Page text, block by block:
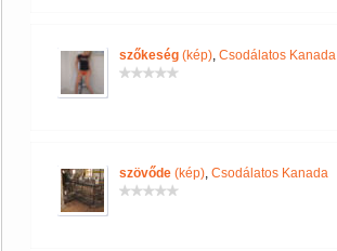
szőkeség (kép), Csodálatos Kanada
szövőde (kép), Csodálatos Kanada